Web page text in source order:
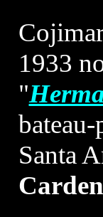
1933
"
Santa